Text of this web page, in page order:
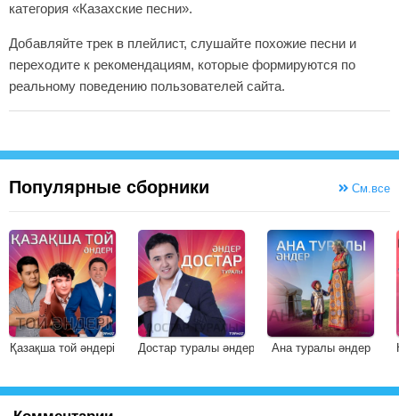
категория «Казахские песни».
Добавляйте трек в плейлист, слушайте похожие песни и
переходите к рекомендациям, которые формируются по
реальному поведению пользователей сайта.
Популярные сборники См.все
Қазақша той әндері Достар туралы әндер Ана туралы әндер